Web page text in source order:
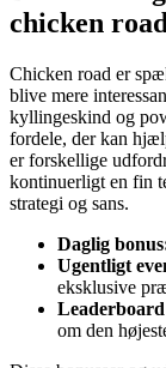
chicken road
Chicken road er
blive mere
kyllingeskind og
fordele, der kan
er forskellige
kontinuerligt en fin
strategi og sans.
Daglig
Ugentligt
eksklusive
om den